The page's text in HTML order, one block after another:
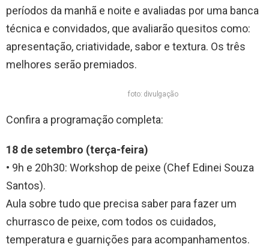
períodos da manhã e noite e avaliadas por uma banca
técnica e convidados, que avaliarão quesitos como:
apresentação, criatividade, sabor e textura. Os três
melhores serão premiados.
foto: divulgação
Confira a programação completa:
18 de setembro (terça-feira)
• 9h e 20h30: Workshop de peixe (Chef Edinei Souza
Santos).
Aula sobre tudo que precisa saber para fazer um
churrasco de peixe, com todos os cuidados,
temperatura e guarnições para acompanhamentos.